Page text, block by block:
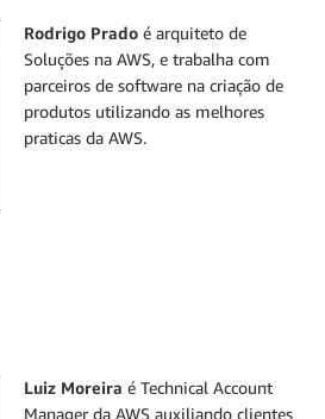
Rodrigo Prado é arquiteto de
Soluções na AWS, e trabalha com
parceiros de software na criação de
produtos utilizando as melhores
praticas da AWS.
Luiz Moreira é Technical Account
Manager da AWS auxiliando clientes